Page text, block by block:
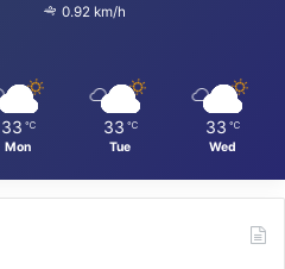
0.92 km/h
33 ℃
Mon
33 ℃
Tue
33 ℃
Wed